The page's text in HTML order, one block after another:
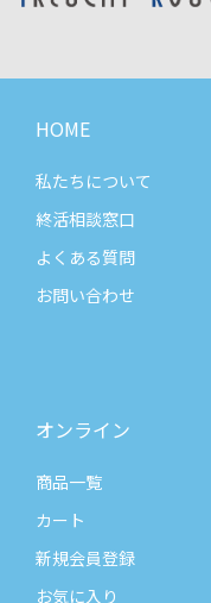
HOME
私たちについて
終活相談窓口
よくある質問
お問い合わせ
オンライン
商品一覧
カート
新規会員登録
お気に入り